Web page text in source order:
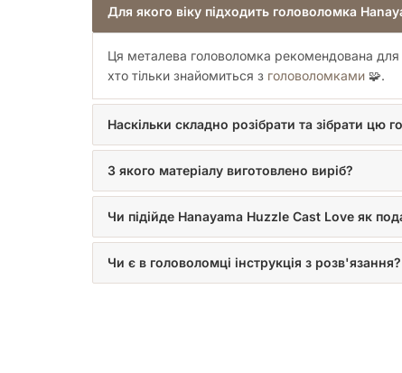
Для якого віку підходить головоломка
Ця металева головоломка рекомендована для
хто тільки знайомиться з головоломками 🧩.
Наскільки складно розібрати та зібрати цю
З якого матеріалу виготовлено виріб?
Чи підійде Hanayama Huzzle Cast Love як
Чи є в головоломці інструкція з розв'язання?